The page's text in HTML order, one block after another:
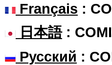
Français :
日本語:
Русский :